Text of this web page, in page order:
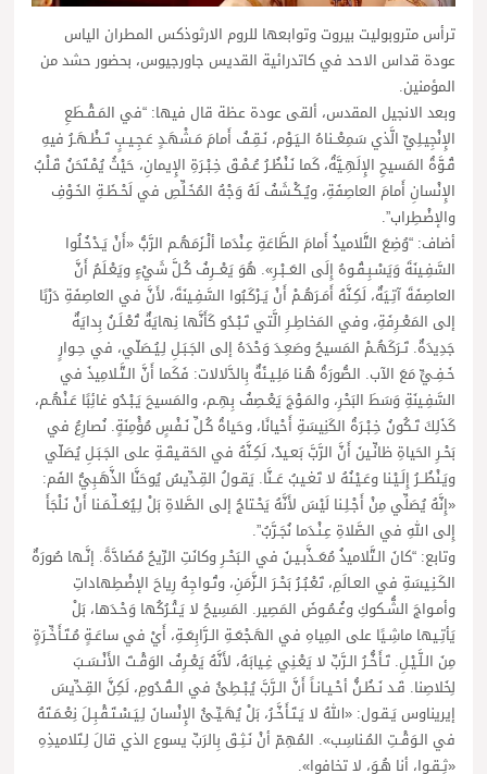
ترأس متروبوليت بيروت وتوابعها للروم الارثوذكس المطران الياس
عودة قداس الاحد في كاتدرائية القديس جاورجيوس، بحضور حشد من
المؤمنين.
وبعد الانجيل المقدس، ألقى عودة عظة قال فيها: “في المَـقْـطَعِ
الإِنْجِيـلِيِّ الَّذي سَمِعْــناهُ الـيَـوْم، نَـقِـفُ أَمامَ مَـشْهَـدٍ عَـجِـيـبٍ تَـظْـهَـرُ فيهِ
قُـوَّةُ المَسيحِ الإِلَهِـيَّةُ، كَما نَـنْظُـرُ عُـمْـقَ خِـبْـرَةِ الإِيمانِ، حَيْثُ يُمْـتَحَنُ قَـلْبُ
الإِنْسانِ أَمامَ العاصِفَةِ، ويُـكْـشَفُ لَهُ وَجْهُ المُخَـلِّصِ في لَحْـظَـةِ الخَـوْفِ
والإضْطِراب”.
أضاف: “وُضِعَ التَّلاميذُ أَمامَ الطَّاعَةِ عِـنْدَما ألْـزَمَهُـم الرَّبُّ «أَنْ يَـدْخُـلُوا
السَّفِـينَةَ وَيَسْـبِـقُـوهُ إِلَى العَــبْـرِ». هُوَ يَعْــرِفُ كُـلَّ شَيْءٍ ويَعْـلَمُ أَنَّ
العاصِفَةَ آتِـيَةٌ، لَكِـنَّهُ أَمَـرَهُـمْ أَنْ يَـرْكَـبُوا السَّفِـينَةَ، لأَنَّ في العاصِفَةِ دَرْبًا
إلى المَعْـرِفَةِ، وفي المَخاطِـرِ الَّتي تَـبْـدُو كَأَنَّها نِهايَةٌ تُعْـلَـنُ بِدايَةٌ
جَدِيدَةٌ. تَـرَكَهُـمْ المَسيحُ وصَعِـدَ وَحْدَهُ إلى الجَـبَـلِ لِـيُـصَلّي، في حِـوارٍ
خَـفِـيٍّ مَعَ الآب. الصُّورَةُ هُـنا مَلِـيـئَةٌ بِالدَّلالات: فَكَما أَنَّ الـتَّـلامِيذَ في
السَّفِـينَةِ وَسَطَ البَحْرِ، والمَـوْجَ يَعْـصِفُ بِهِـم، والمَسيحَ يَـبْـدُو غائِبًا عَـنْهُـم،
كَذَلِكَ تَـكُونُ خِـبْـرَةُ الكَنِيسَةِ أَحْيانًا، وحَياةُ كُـلِّ نَـفْسٍ مُؤْمِنَةٍ. نُصارِعُ في
بَحْـرِ الحَياةِ ظانِّـينَ أَنَّ الرَّبَّ بَعـيدٌ، لَكِـنَّهُ في الحَقـيقَـةِ على الجَـبَـلِ يُصَلّي
ويَـنْظُــرُ إِلَـيْـنا وعَـيْـنُهُ لا تَغـيبُ عَــنَّا. يَقـولُ القِـدِّيسُ يُوحَنَّا الذَّهَـبِيُّ الفَم:
«إِنَّهُ يُصَلِّي مِنْ أَجْـلِـنا لَيْسَ لأَنَّهُ يَحْـتاجُ إلى الصَّلاةِ بَلْ لِـيُعَــلِّـمَـنا أَنْ نَـلْجَأَ
إِلى اللهِ في الصَّلاةِ عِـنْـدَما نُجَـرَّبُ”.
وتابع: “كانَ الـتَّلاميذُ مُعَــذَّبـيـنَ في الـبَحْـرِ وكانَتِ الرِّيحُ مُضَادَّةً. إنَّـها صُورَةٌ
الكَـنِـيسَةِ في العـالَمِ، تَعْـبُـرُ بَحْـرَ الـزَّمَنِ، وتُـواجِهُ رِياحَ الإضْطِهاداتِ
وأمـواجَ الشُّـكوكِ وغُـمُـوضَ المَصِير. المَسِيحُ لا يَـتْـرُكُها وَحْـدَها، بَلْ
يَأتِـيها ماشِـيًا على المِياهِ في الهَـجْعَـةِ الـرَّابِعَـةِ، أَيْ في ساعَـةٍ مُـتَـأَخِّـرَةٍ
مِنَ الـلَّـيْـلِ. تَـأَخُّـرُ الـرَّبِّ لا يَعْـنِي غِـيابَهُ، لأَنَّهُ يَعْـرِفُ الوَقْـتَ الأَنْـسَـبَ
لِخَلاصِنا. قَـد نَـظُـنُّ أحْـيـانـاً أَنَّ الـرَّبَّ يُـبْـطِئُ في الـقُـدُومِ، لَكِنَّ القِـدِّيسَ
إيريناوس يَـقـول: «اللهُ لا يَـتَـأَخَّـرُ، بَلْ يُهَـيِّـئُ الإِنْسانَ لِـيَـسْـتَـقْـبِـلَ نِعْـمَـتَهُ
في الـوَقْـتِ المُـناسِب». المُهِمّ أنْ نَـثِـقَ بِالرَبِّ يسوع الذي قالَ لِـتَلاميذِهِ
«ثِـقـوا، أنا هُـوَ، لا تخافوا».